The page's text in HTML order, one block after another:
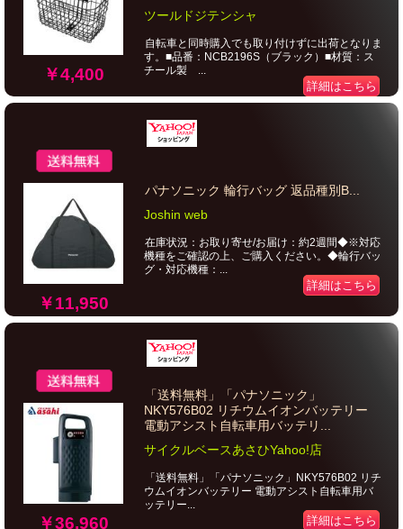
￥4,400
ツールドジテンシャ
自転車と同時購入でも取り付けずに出荷となりま
す。■品番：NCB2196S（ブラック）■材質：ス
チール製 ...
詳細はこちら
￥11,950
パナソニック 輪行バッグ 返品種別B...
Joshin web
在庫状況：お取り寄せ/お届け：約2週間◆※対応
機種をご確認の上、ご購入ください。◆輪行バッ
グ・対応機種：...
詳細はこちら
￥36,960
「送料無料」「パナソニック」
NKY576B02 リチウムイオンバッテリー
電動アシスト自転車用バッテリ...
サイクルベースあさひYahoo!店
「送料無料」「パナソニック」NKY576B02 リチ
ウムイオンバッテリー 電動アシスト自転車用バ
ッテリー...
詳細はこちら